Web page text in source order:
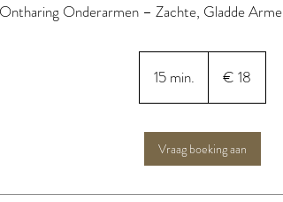
Ontharing Onderarmen – Zachte, Gladde
15 min.
5
i
n
€ 18
Vraag boeking aan